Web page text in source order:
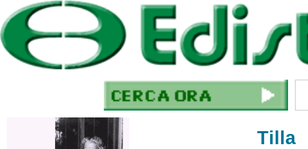
Tilla